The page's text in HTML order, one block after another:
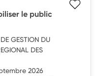
le public
GESTION DU
DES
2026